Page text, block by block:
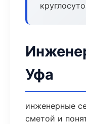
Уфа
инженерные
сметой и